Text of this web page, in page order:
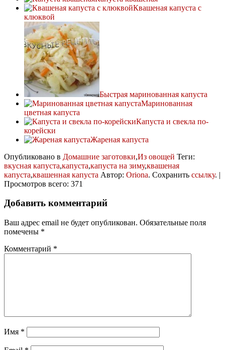
Квашеная капуста с
клюквой
Быстрая маринованная капуста
Маринованная
цветная капуста
Капуста и свекла по-
корейски
Жареная капуста
Опубликовано в Домашние заготовки,Из овощей Теги:
вкусная капуста,капуста,капуста на зиму,квашеная
капуста,квашенная капуста Автор: Oriona. Сохранить ссылку. |
Просмотров всего: 371
Добавить комментарий
Ваш адрес email не будет опубликован. Обязательные поля
помечены *
Комментарий *
Имя *